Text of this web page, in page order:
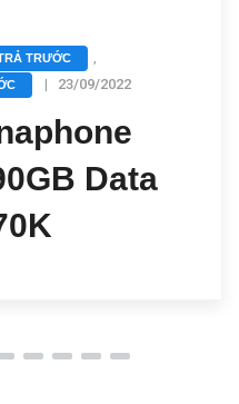
TRƯỚC
| 23/09/2022
Data